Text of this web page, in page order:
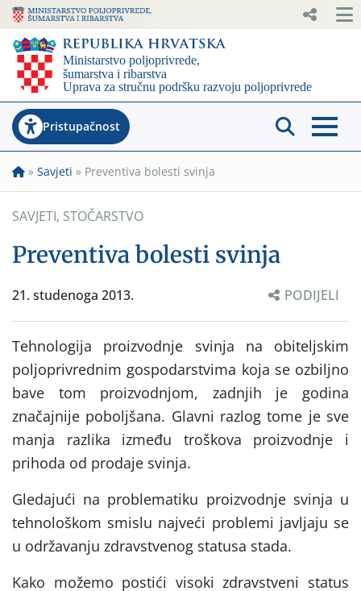
Pristupačnost
» Savjeti » Preventiva bolesti svinja
SAVJETI, STOČARSTVO
Preventiva bolesti svinja
21. studenoga 2013. PODIJELI
Tehnologija proizvodnje svinja na obiteljskim
poljoprivrednim gospodarstvima koja se ozbiljno
bave tom proizvodnjom, zadnjih je godina
značajnije poboljšana. Glavni razlog tome je sve
manja razlika između troškova proizvodnje i
prihoda od prodaje svinja.
Gledajući na problematiku proizvodnje svinja u
tehnološkom smislu najveći problemi javljaju se
u održavanju zdravstvenog statusa stada.
Kako možemo postići visoki zdravstveni status